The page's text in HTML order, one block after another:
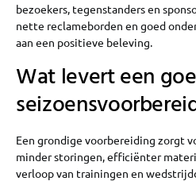
bezoekers, tegenstanders en
nette reclameborden en goed
aan een positieve beleving.
Wat levert een
Een grondige voorbereiding zorgt
minder storingen, efficiënter
verloop van trainingen en